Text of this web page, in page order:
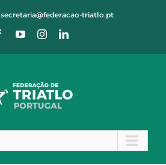
secretaria@federacao-triatlo.pt
FacebookYouTubeInstagramLinkedIn